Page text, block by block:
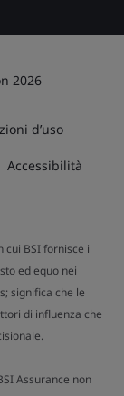
2026
d’uso
Accessibilità
cui BSI fornisce i
ed equo nei
significa che le
di influenza che
Assurance non